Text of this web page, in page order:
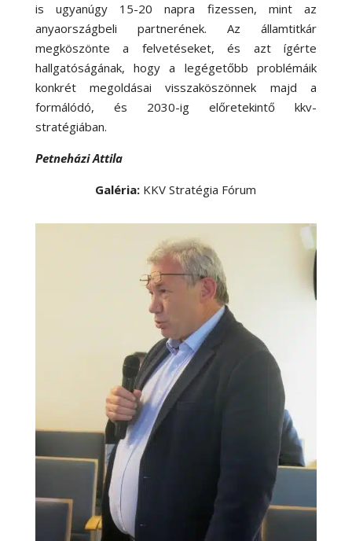
is ugyanúgy 15-20 napra fizessen, mint az
anyaországbeli partnerének. Az államtitkár
megköszönte a felvetéseket, és azt ígérte
hallgatóságának, hogy a legégetőbb problémáik
konkrét megoldásai visszaköszönnek majd a
formálódó, és 2030-ig előretekintő kkv-
stratégiában.
Petneházi Attila
Galéria: KKV Stratégia Fórum